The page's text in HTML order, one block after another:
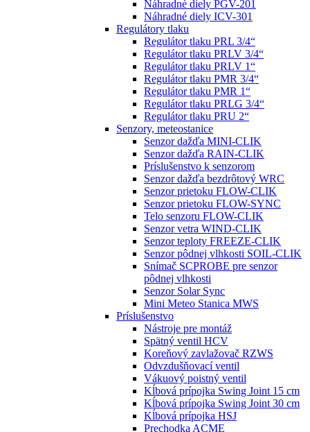
Náhradné diely PGV-201
Náhradné diely ICV-301
Regulátory tlaku
Regulátor tlaku PRL 3/4“
Regulátor tlaku PRLV 3/4“
Regulátor tlaku PRLV 1“
Regulátor tlaku PMR 3/4“
Regulátor tlaku PMR 1“
Regulátor tlaku PRLG 3/4“
Regulátor tlaku PRU 2“
Senzory, meteostanice
Senzor dažďa MINI-CLIK
Senzor dažďa RAIN-CLIK
Príslušenstvo k senzorom
Senzor dažďa bezdrôtový WRC
Senzor prietoku FLOW-CLIK
Senzor prietoku FLOW-SYNC
Telo senzoru FLOW-CLIK
Senzor vetra WIND-CLIK
Senzor teploty FREEZE-CLIK
Senzor pôdnej vlhkosti SOIL-CLIK
Snímač SCPROBE pre senzor
pôdnej vlhkosti
Senzor Solar Sync
Mini Meteo Stanica MWS
Príslušenstvo
Nástroje pre montáž
Spätný ventil HCV
Koreňový zavlažovač RZWS
Odvzdušňovací ventil
Vákuový poistný ventil
Kĺbová prípojka Swing Joint 15 cm
Kĺbová prípojka Swing Joint 30 cm
Kĺbová prípojka HSJ
Prechodka ACME